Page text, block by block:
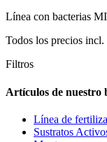
Línea con bacterias
Todos los precios
Filtros
Artículos de nuestro
Línea de
Sustratos